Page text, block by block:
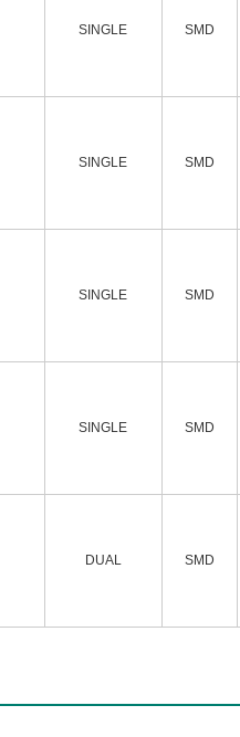
SINGLE SMD
SINGLE SMD
SINGLE SMD
SINGLE SMD
DUAL SMD